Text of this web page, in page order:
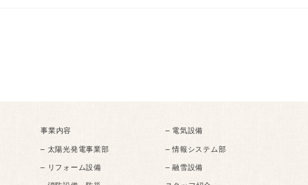
事業内容
– 電気設備
– 太陽光発電事業部
– 情報システム部
– リフォーム設備
– 融雪設備